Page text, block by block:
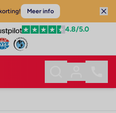
Meer info
4.8/5.0